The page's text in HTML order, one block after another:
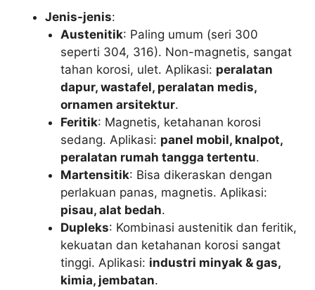
Jenis-jenis:
Austenitik: Paling umum (seri 300
seperti 304, 316). Non-magnetis, sangat
tahan korosi, ulet. Aplikasi: peralatan
dapur, wastafel, peralatan medis,
ornamen arsitektur.
Feritik: Magnetis, ketahanan korosi
sedang. Aplikasi: panel mobil, knalpot,
peralatan rumah tangga tertentu.
Martensitik: Bisa dikeraskan dengan
perlakuan panas, magnetis. Aplikasi:
pisau, alat bedah.
Dupleks: Kombinasi austenitik dan feritik,
kekuatan dan ketahanan korosi sangat
tinggi. Aplikasi: industri minyak & gas,
kimia, jembatan.